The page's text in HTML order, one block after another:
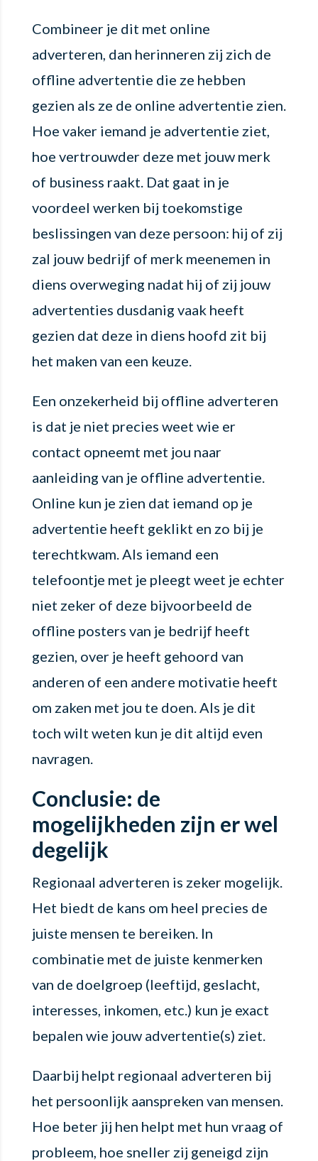
Combineer je dit met online
adverteren, dan herinneren zij zich de
offline advertentie die ze hebben
gezien als ze de online advertentie zien.
Hoe vaker iemand je advertentie ziet,
hoe vertrouwder deze met jouw merk
of business raakt. Dat gaat in je
voordeel werken bij toekomstige
beslissingen van deze persoon: hij of zij
zal jouw bedrijf of merk meenemen in
diens overweging nadat hij of zij jouw
advertenties dusdanig vaak heeft
gezien dat deze in diens hoofd zit bij
het maken van een keuze.
Een onzekerheid bij offline adverteren
is dat je niet precies weet wie er
contact opneemt met jou naar
aanleiding van je offline advertentie.
Online kun je zien dat iemand op je
advertentie heeft geklikt en zo bij je
terechtkwam. Als iemand een
telefoontje met je pleegt weet je echter
niet zeker of deze bijvoorbeeld de
offline posters van je bedrijf heeft
gezien, over je heeft gehoord van
anderen of een andere motivatie heeft
om zaken met jou te doen. Als je dit
toch wilt weten kun je dit altijd even
navragen.
Conclusie: de
mogelijkheden zijn er wel
degelijk
Regionaal adverteren is zeker mogelijk.
Het biedt de kans om heel precies de
juiste mensen te bereiken. In
combinatie met de juiste kenmerken
van de doelgroep (leeftijd, geslacht,
interesses, inkomen, etc.) kun je exact
bepalen wie jouw advertentie(s) ziet.
Daarbij helpt regionaal adverteren bij
het persoonlijk aanspreken van mensen.
Hoe beter jij hen helpt met hun vraag of
probleem, hoe sneller zij geneigd zijn